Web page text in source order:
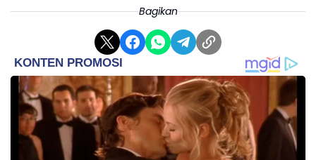
Setelah hasil buruk di laga pembuka, federasi
langsung bergerak cepat menggantikan Lamouchi
dengan Herve Renard yang mulai bertugas pada
Selasa (16/6) dengan langsung memimpin persiapan
tim, termasuk mendapatkan fasilitas dan finansial
Bagikan